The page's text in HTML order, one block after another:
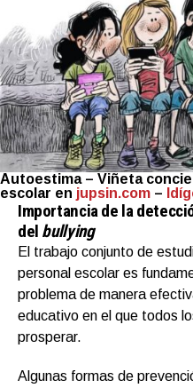
Autoestima – Viñeta
escolar en jupsin.com –
Importancia de la
del bullying
El trabajo conjunto de
personal escolar es
problema de manera
educativo en el que todos
prosperar.
Algunas formas de